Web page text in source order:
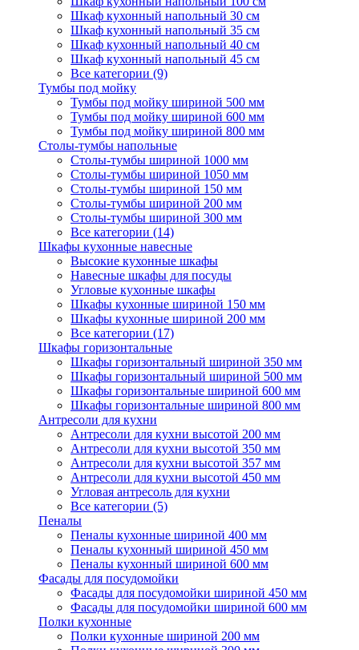
Шкаф кухонный напольный 30 см
Шкаф кухонный напольный 35 см
Шкаф кухонный напольный 40 см
Шкаф кухонный напольный 45 см
Все категории (9)
Тумбы под мойку
Тумбы под мойку шириной 500 мм
Тумбы под мойку шириной 600 мм
Тумбы под мойку шириной 800 мм
Столы-тумбы напольные
Столы-тумбы шириной 1000 мм
Столы-тумбы шириной 1050 мм
Столы-тумбы шириной 150 мм
Столы-тумбы шириной 200 мм
Столы-тумбы шириной 300 мм
Все категории (14)
Шкафы кухонные навесные
Высокие кухонные шкафы
Навесные шкафы для посуды
Угловые кухонные шкафы
Шкафы кухонные шириной 150 мм
Шкафы кухонные шириной 200 мм
Все категории (17)
Шкафы горизонтальные
Шкафы горизонтальный шириной 350 мм
Шкафы горизонтальный шириной 500 мм
Шкафы горизонтальные шириной 600 мм
Шкафы горизонтальные шириной 800 мм
Антресоли для кухни
Антресоли для кухни высотой 200 мм
Антресоли для кухни высотой 350 мм
Антресоли для кухни высотой 357 мм
Антресоли для кухни высотой 450 мм
Угловая антресоль для кухни
Все категории (5)
Пеналы
Пеналы кухонные шириной 400 мм
Пеналы кухонный шириной 450 мм
Пеналы кухонный шириной 600 мм
Фасады для посудомойки
Фасады для посудомойки шириной 450 мм
Фасады для посудомойки шириной 600 мм
Полки кухонные
Полки кухонные шириной 200 мм